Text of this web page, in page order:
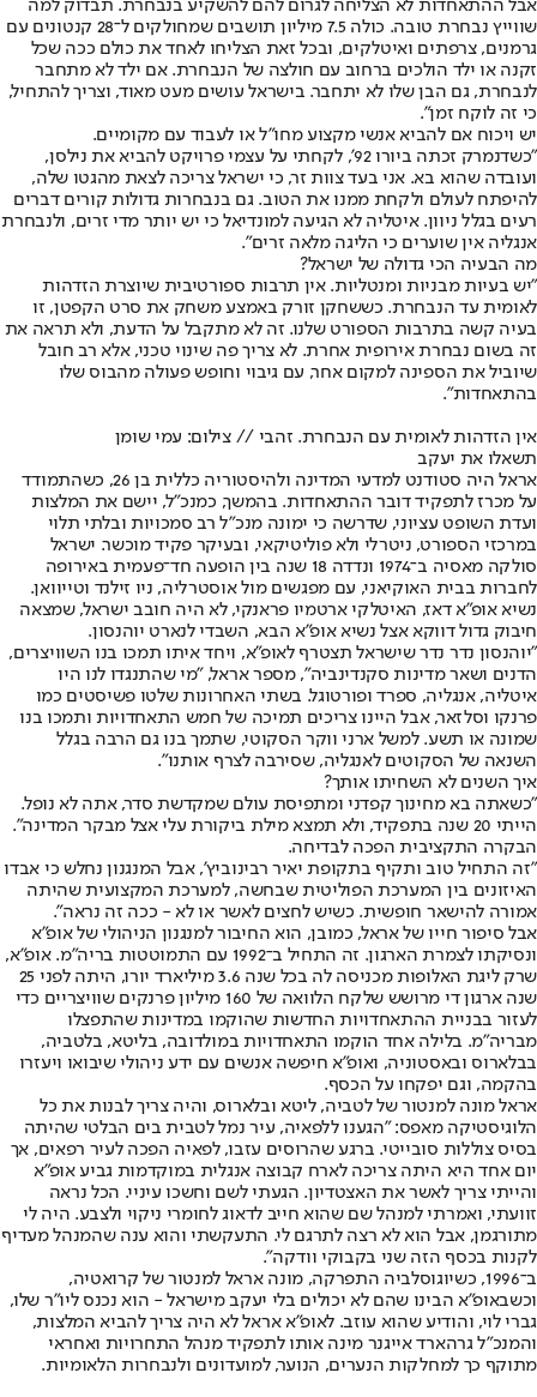
אבל ההתאחדות לא הצליחה לגרום להם להשקיע בנבחרת. תבדוק למה
שווייץ נבחרת טובה. כולה 7.5 מיליון תושבים שמחולקים ל־28 קנטונים עם
גרמנים, צרפתים ואיטלקים, ובכל זאת הצליחו לאחד את כולם ככה שכל
זקנה או ילד הולכים ברחוב עם חולצה של הנבחרת. אם ילד לא מתחבר
לנבחרת, גם הבן שלו לא יתחבר. בישראל עושים מעט מאוד, וצריך להתחיל,
כי זה לוקח זמן".
יש ויכוח אם להביא אנשי מקצוע מחו"ל או לעבוד עם מקומיים.
"כשדנמרק זכתה ביורו 92', לקחתי על עצמי פרויקט להביא את נילסן,
ועובדה שהוא בא. אני בעד צוות זר, כי ישראל צריכה לצאת מהגטו שלה,
להיפתח לעולם ולקחת ממנו את הטוב. גם בנבחרות גדולות קורים דברים
רעים בגלל ניוון. איטליה לא הגיעה למונדיאל כי יש יותר מדי זרים, ולנבחרת
אנגליה אין שוערים כי הליגה מלאה זרים".
מה הבעיה הכי גדולה של ישראל?
"יש בעיות מבניות ומנטליות. אין תרבות ספורטיבית שיוצרת הזדהות
לאומית עד הנבחרת. כששחקן זורק באמצע משחק את סרט הקפטן, זו
בעיה קשה בתרבות הספורט שלנו. זה לא מתקבל על הדעת, ולא תראה את
זה בשום נבחרת אירופית אחרת. לא צריך פה שינוי טכני, אלא רב חובל
שיוביל את הספינה למקום אחר, עם גיבוי וחופש פעולה מהבוס שלו
בהתאחדות".
אין הזדהות לאומית עם הנבחרת. זהבי // צילום: עמי שומן
תשאלו את יעקב
אראל היה סטודנט למדעי המדינה ולהיסטוריה כללית בן 26, כשהתמודד
על מכרז לתפקיד דובר ההתאחדות. בהמשך, כמנכ"ל, יישם את המלצות
ועדת השופט עציוני, שדרשה כי ימונה מנכ"ל רב סמכויות ובלתי תלוי
במרכזי הספורט, ניטרלי ולא פוליטיקאי, ובעיקר פקיד מוכשר. ישראל
סולקה מאסיה ב־1974 ונדדה 18 שנה בין הופעה חד־פעמית באירופה
לחברות בבית האוקיאני, עם מפגשים מול אוסטרליה, ניו זילנד וטייוואן.
נשיא אופ"א דאז, האיטלקי ארטמיו פראנקי, לא היה חובב ישראל, שמצאה
חיבוק גדול דווקא אצל נשיא אופ"א הבא, השבדי לנארט יוהנסון.
"יוהנסון נדר נדר שישראל תצטרף לאופ"א, ויחד איתו תמכו בנו השוויצרים,
הדנים ושאר מדינות סקנדינביה", מספר אראל, "מי שהתנגדו לנו היו
איטליה, אנגליה, ספרד ופורטוגל. בשתי האחרונות שלטו פשיסטים כמו
פרנקו וסלזאר, אבל היינו צריכים תמיכה של חמש התאחדויות ותמכו בנו
שמונה או תשע. למשל ארני ווקר הסקוטי, שתמך בנו גם הרבה בגלל
השנאה של הסקוטים לאנגליה, שסירבה לצרף אותנו".
איך השנים לא השחיתו אותך?
"כשאתה בא מחינוך קפדני ומתפיסת עולם שמקדשת סדר, אתה לא נופל.
הייתי 20 שנה בתפקיד, ולא תמצא מילת ביקורת עלי אצל מבקר המדינה".
הבקרה התקציבית הפכה לבדיחה.
"זה התחיל טוב ותקיף בתקופת יאיר רבינוביץ', אבל המנגנון נחלש כי אבדו
האיזונים בין המערכת הפוליטית שבחשה, למערכת המקצועית שהיתה
אמורה להישאר חופשית. כשיש לחצים לאשר או לא - ככה זה נראה".
אבל סיפור חייו של אראל, כמובן, הוא החיבור למנגנון הניהולי של אופ"א
ונסיקתו לצמרת הארגון. זה התחיל ב־1992 עם התמוטטות בריה"מ. אופ"א,
שרק ליגת האלופות מכניסה לה בכל שנה 3.6 מיליארד יורו, היתה לפני 25
שנה ארגון די מרושש שלקח הלוואה של 160 מיליון פרנקים שוויצריים כדי
לעזור בבניית ההתאחדויות החדשות שהוקמו במדינות שהתפצלו
מבריה"מ. בלילה אחד הוקמו התאחדויות במולדובה, בליטא, בלטביה,
בבלארוס ובאסטוניה, ואופ"א חיפשה אנשים עם ידע ניהולי שיבואו ויעזרו
בהקמה, וגם יפקחו על הכסף.
אראל מונה למנטור של לטביה, ליטא ובלארוס, והיה צריך לבנות את כל
הלוגיסטיקה מאפס: "הגענו ללפאיה, עיר נמל לטבית בים הבלטי שהיתה
בסיס צוללות סובייטי. ברגע שהרוסים עזבו, לפאיה הפכה לעיר רפאים, אך
יום אחד היא היתה צריכה לארח קבוצה אנגלית במוקדמות גביע אופ"א
והייתי צריך לאשר את האצטדיון. הגעתי לשם וחשכו עיניי. הכל נראה
זוועתי, ואמרתי למנהל שם שהוא חייב לדאוג לחומרי ניקוי ולצבע. היה לי
מתורגמן, אבל הוא לא רצה לתרגם לי. התעקשתי והוא ענה שהמנהל מעדיף
לקנות בכסף הזה שני בקבוקי וודקה".
ב־1996, כשיוגוסלביה התפרקה, מונה אראל למנטור של קרואטיה,
וכשבאופ"א הבינו שהם לא יכולים בלי יעקב מישראל - הוא נכנס ליו"ר שלו,
גברי לוי, והודיע שהוא עוזב. לאופ"א אראל לא היה צריך להביא המלצות,
והמנכ"ל גרהארד אייגנר מינה אותו לתפקיד מנהל התחרויות ואחראי
מתוקף כך למחלקות הנערים, הנוער, למועדונים ולנבחרות הלאומיות.